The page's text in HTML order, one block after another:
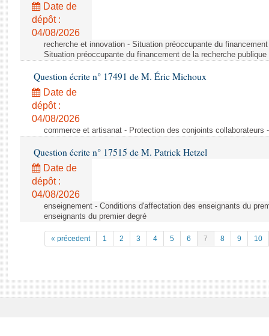
Date de
dépôt :
04/08/2026
recherche et innovation - Situation préoccupante du
Situation préoccupante du financement de la recherche publique
Question écrite n° 17491 de M. Éric Michoux
Date de
dépôt :
04/08/2026
commerce et artisanat - Protection des conjoints collaborateurs
Question écrite n° 17515 de M. Patrick Hetzel
Date de
dépôt :
04/08/2026
enseignement - Conditions d'affectation des enseignants du
enseignants du premier degré
« précedent 1 2 3 4 5 6 7 8 9 10